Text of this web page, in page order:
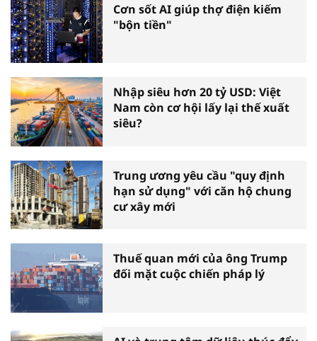
Cơn sốt AI giúp thợ điện kiếm
"bộn tiền"
Nhập siêu hơn 20 tỷ USD: Việt
Nam còn cơ hội lấy lại thế xuất
siêu?
Trung ương yêu cầu "quy định
hạn sử dụng" với căn hộ chung
cư xây mới
Thuế quan mới của ông Trump
đối mặt cuộc chiến pháp lý